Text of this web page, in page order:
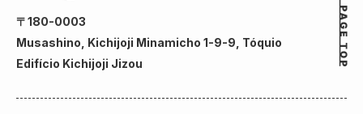
〒180-0003
Musashino, Kichijoji Minamicho 1-9-9, Tóquio
Edifício Kichijoji Jizou